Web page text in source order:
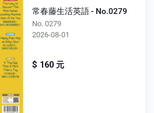
常春藤生活英語 - No.0279
No. 0279
2026-08-01
$ 160 元